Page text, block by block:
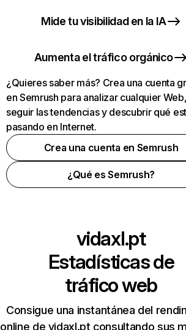
Mide tu visibilidad en la IA
Aumenta el tráfico orgánico
¿Quieres saber más? Crea una cuenta
en Semrush para analizar cualquier
seguir las tendencias y descubrir qué
pasando en Internet.
Crea una cuenta en Semrush
¿Qué es Semrush?
vidaxl.pt
Estadísticas de
tráfico web
Consigue una instantánea del
online de vidaxl.pt consultando sus